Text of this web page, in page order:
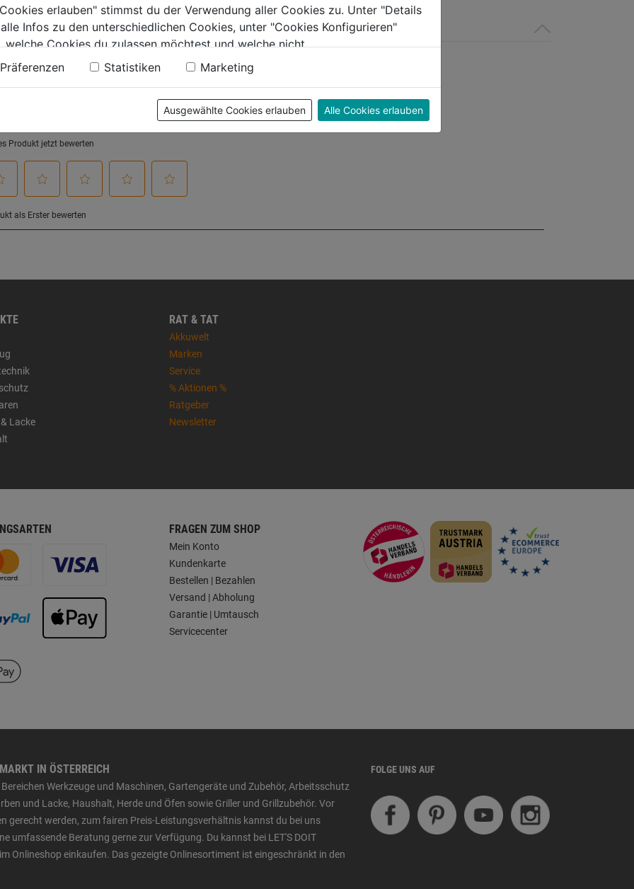
Lacke
RAT & TAT
Akkuwelt
Marken
Service
% Aktionen %
Ratgeber
Newsletter
FRAGEN ZUM SHOP
Mein Konto
Kundenkarte
Bestellen | Bezahlen
Versand | Abholung
Garantie | Umtausch
Servicecenter
IN ÖSTERREICH
Werkzeuge und Maschinen, Gartengeräte und Zubehör, Arbeitsschutz
und Lacke, Haushalt, Herde und Öfen sowie Griller und Grillzubehör. Vor
gerecht werden, zum fairen Preis-Leistungsverhältnis kannst du bei uns
umfassende Beratung gerne zur Verfügung. Du kannst bei LET'S DOIT
Onlineshop einkaufen. Das gezeigte Onlinesortiment ist eingeschränkt in den
FOLGE UNS AUF
erlauben" stimmst du der Verwendung aller Cookies zu. Unter "Details
Infos zu den unterschiedlichen Cookies, unter "Cookies Konfigurieren"
welche Cookies du zulassen möchtest und welche nicht.
findest du in unserer Datenschutzerklärung
Präferenzen Statistiken Marketing
Ausgewählte Cookies erlauben Alle Cookies erlauben